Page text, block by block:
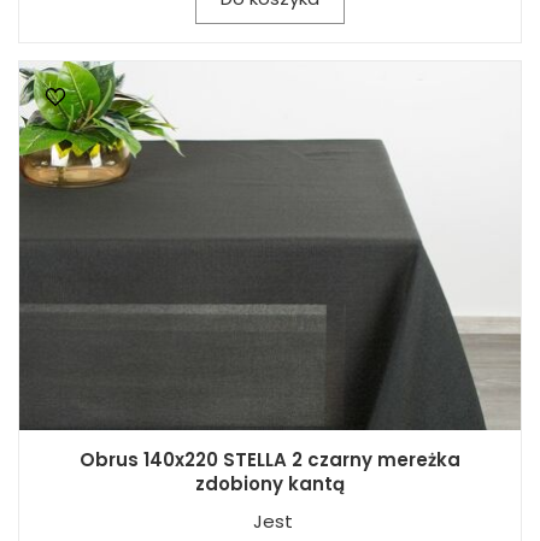
Obrus 140x220 STELLA 2 czarny mereżka
zdobiony kantą
Jest